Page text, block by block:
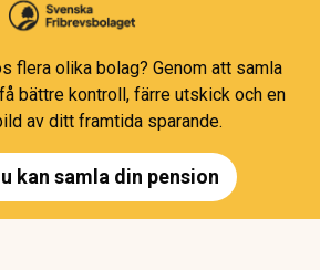
flera olika bolag? Genom att samla
bättre kontroll, färre utskick och en
av ditt framtida sparande.
kan samla din pension